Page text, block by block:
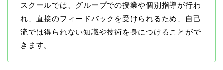
スクールでは、グループでの授業や個別指導が行わ
れ、直接のフィードバックを受けられるため、自己
流では得られない知識や技術を身につけることがで
きます。